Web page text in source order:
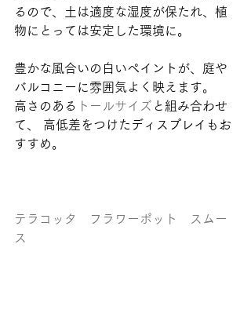
るので、土は適度な湿度が保たれ、植
物にとっては安定した環境に。
豊かな風合いの白いペイントが、庭や
バルコニーに雰囲気よく映えます。
高さのある
トールサイズ と組み合わせ
て、 高低差をつけたディスプレイもお
すすめ。
テラコッタ　フラワーポット　スムー
ス